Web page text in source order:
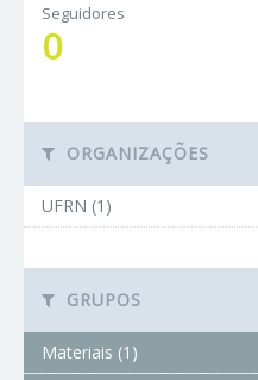
Seguidores
0
ORGANIZAÇÕES
UFRN (1)
GRUPOS
Materiais (1)